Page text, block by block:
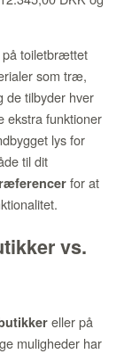
på toiletbrættet
som træ,
de tilbyder hver
ekstra funktioner
lys for
til dit
for at
vs.
eller på
muligheder har